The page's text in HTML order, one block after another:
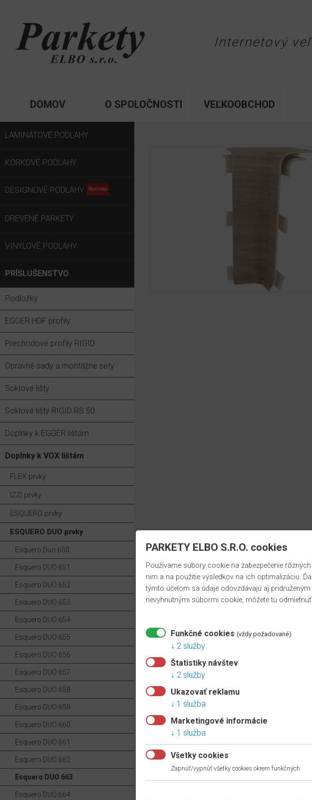
Internetový
DOMOV O SPOLOČNOSTI VEĽKOOBCHOD
LAMINÁTOVÉ PODLAHY
KORKOVÉ PODLAHY
DESIGNOVÉ PODLAHY
DREVENÉ PARKETY
VINYLOVÉ PODLAHY
PRÍSLUŠENSTVO
Podložky
EGGER HDF profily
Prechodové profily RIGID
Opravné sady a montážne sety
Soklové lišty
Soklové lišty RIGID RS 50
Doplnky k EGGER lištám
Doplnky k VOX lištám
FLEX prvky
IZZI prvky
ESQUERO prvky
ESQUERO DUO prvky
Esquero Duo 650
Esquero DUO 651
Esquero DUO 652
Esquero DUO 653
Esquero DUO 654
Esquero DUO 655
Esquero DUO 656
Esquero DUO 657
Esquero DUO 658
Esquero DUO 659
Esquero DUO 660
Esquero DUO 661
Esquero DUO 662
Esquero DUO 663
Esquero DUO 664
PARKETY ELBO S.R.O. cookies
Používame súbory cookie na zabezpečenie
nim a na použitie výsledkov na ich optimalizáciu.
týmto účelom sa údaje odovzdávajú aj
nevyhnutnými súbormi cookie, môžete tu
Funkčné cookies (vždy požadované)
2 služby
Štatistiky návštev
2 služby
Ukazovať reklamu
1 služba
Marketingové informácie
1 služba
Všetky cookies
Zapnúť/vypnúť všetky cookies okrem funkčných